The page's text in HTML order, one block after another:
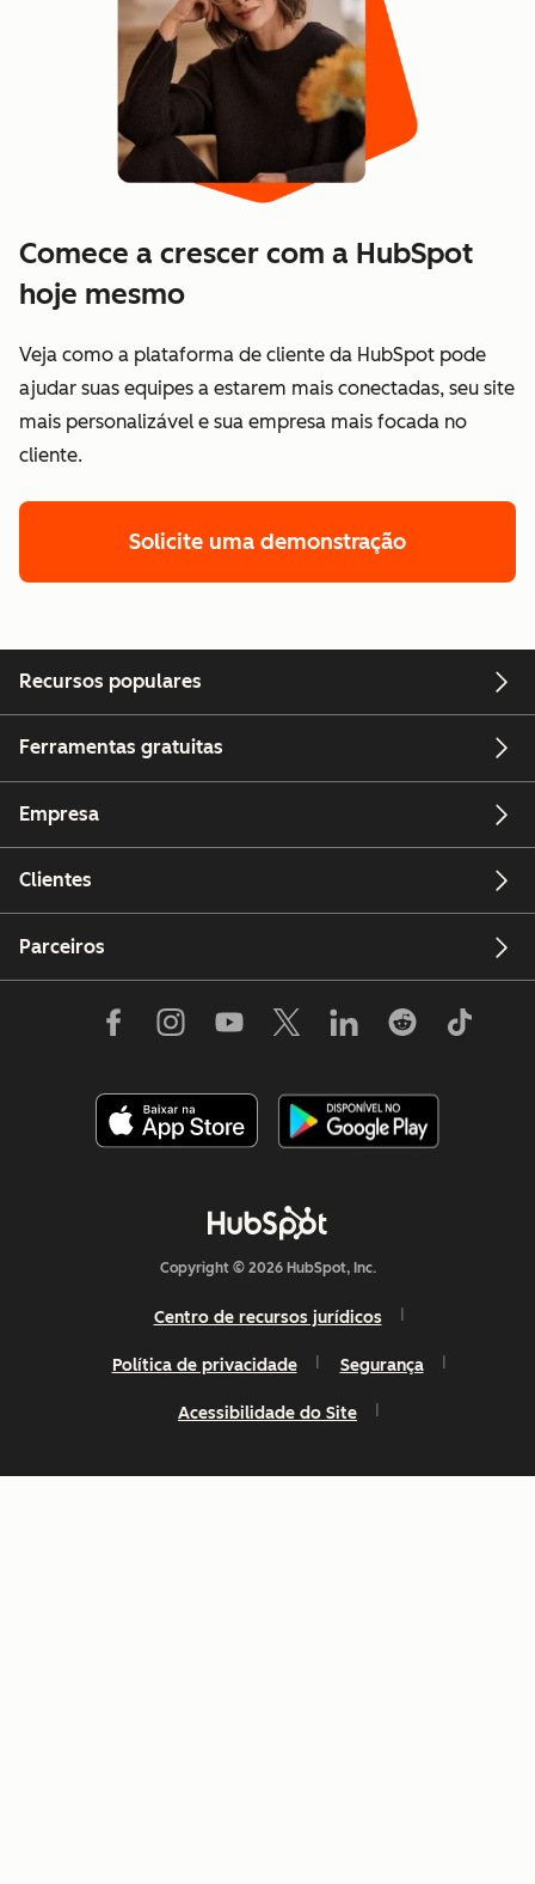
Comece a crescer com a HubSpot
hoje mesmo
Veja como a plataforma de cliente da HubSpot pode
ajudar suas equipes a estarem mais conectadas, seu site
mais personalizável e sua empresa mais focada no
cliente.
Solicite uma demonstração
Recursos populares
Ferramentas gratuitas
Empresa
Clientes
Parceiros
Copyright © 2026 HubSpot, Inc.
Centro de recursos jurídicos
Política de privacidade Segurança
Acessibilidade do Site